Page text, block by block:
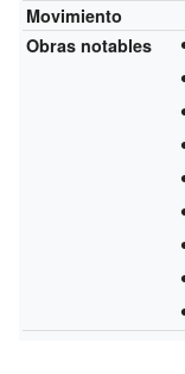
Movimiento
Obras notables